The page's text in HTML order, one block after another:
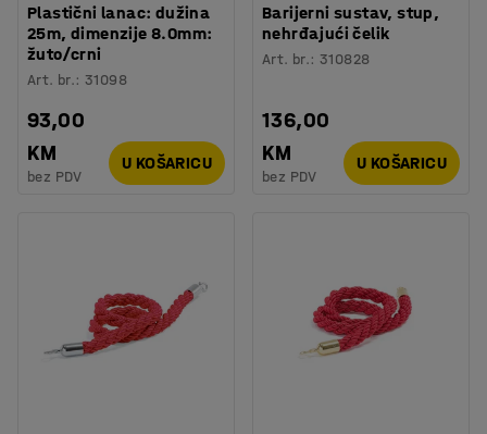
Plastični lanac: dužina
25m, dimenzije 8.0mm:
žuto/crni
Art. br.:31098
93,00
KM
bez PDV
U KOŠARICU
Barijerni sustav, stup,
nehrđajući čelik
Art. br.:310828
136,00
KM
bez PDV
U KOŠARICU